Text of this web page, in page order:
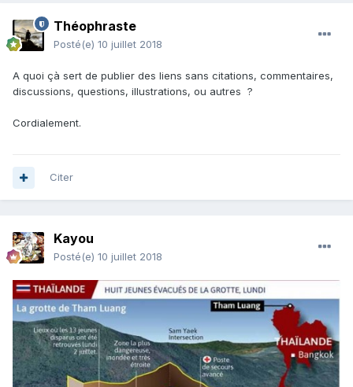
Théophraste
Posté(e) 10 juillet 2018
A quoi çà sert de publier des liens sans citations, commentaires,
discussions, questions, illustrations, ou autres ?
Cordialement.
Citer
Kayou
Posté(e) 10 juillet 2018